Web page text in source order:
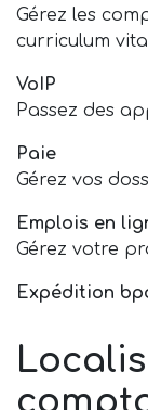
Gérez les
curriculum
VoIP
Passez des
Paie
Gérez vos
Emplois en
Gérez votre
Expédition